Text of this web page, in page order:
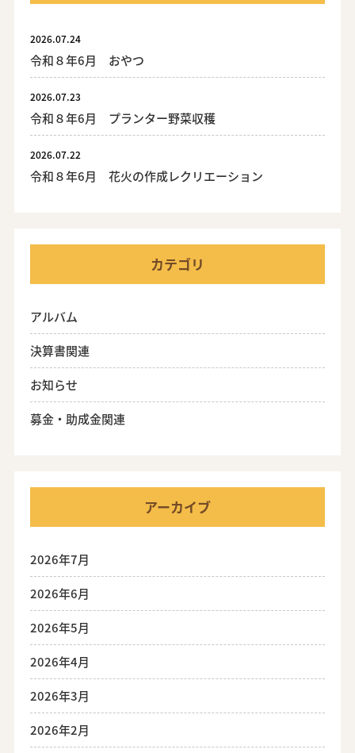
2026.07.24
令和８年6月 おやつ
2026.07.23
令和８年6月 プランター野菜収穫
2026.07.22
令和８年6月 花火の作成レクリエーション
カテゴリ
アルバム
決算書関連
お知らせ
募金・助成金関連
アーカイブ
2026年7月
2026年6月
2026年5月
2026年4月
2026年3月
2026年2月